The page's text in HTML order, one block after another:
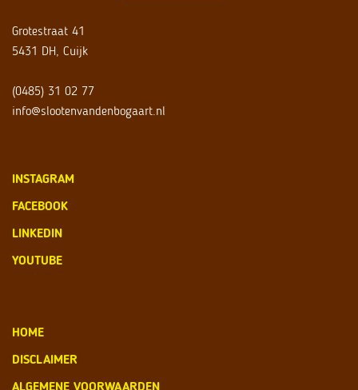
Grotestraat 41
5431 DH, Cuijk
(0485) 31 02 77
info@slootenvandenbogaart.nl
INSTAGRAM
FACEBOOK
LINKEDIN
YOUTUBE
HOME
DISCLAIMER
ALGEMENE VOORWAARDEN